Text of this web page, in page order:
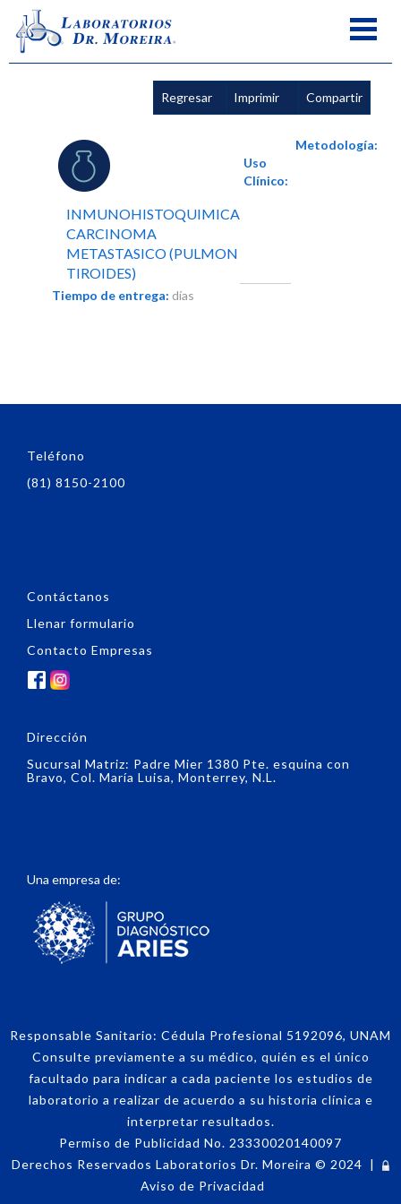
Regresar Imprimir Compartir
INMUNOHISTOQUIMICA
CARCINOMA
METASTASICO (PULMON
TIROIDES)
Uso
Clínico:
Metodología:
Tiempo de entrega: días
Teléfono
(81) 8150-2100
Contáctanos
Llenar formulario
Contacto Empresas
Dirección
Sucursal Matriz: Padre Mier 1380 Pte. esquina con
Bravo, Col. María Luisa, Monterrey, N.L.
Una empresa de:
Responsable Sanitario: Cédula Profesional 5192096, UNAM
Consulte previamente a su médico, quién es el único
facultado para indicar a cada paciente los estudios de
laboratorio a realizar de acuerdo a su historia clínica e
interpretar resultados.
Permiso de Publicidad No. 23330020140097
Derechos Reservados Laboratorios Dr. Moreira © 2024 |
Aviso de Privacidad